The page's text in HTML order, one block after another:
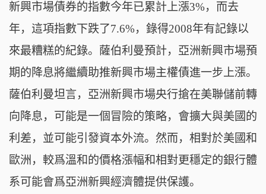
新興市場債券的指數今年已累計上漲3%，而去
年，這項指數下跌了7.6%，錄得2008年有記錄以
來最糟糕的紀錄。薩伯利曼預計，亞洲新興市場預
期的降息將繼續助推新興市場主權債進一步上漲。
薩伯利曼坦言，亞洲新興市場央行搶在美聯儲前轉
向降息，可能是一個冒險的策略，會擴大與美國的
利差，並可能引發資本外流。然而，相對於美國和
歐洲，較爲溫和的價格漲幅和相對更穩定的銀行體
系可能會爲亞洲新興經濟體提供保護。